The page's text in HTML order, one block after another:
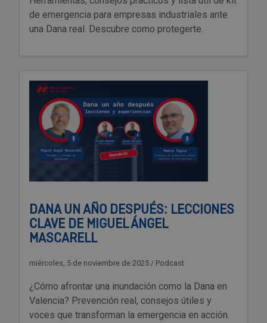
de emergencia para empresas industriales ante
una Dana real. Descubre como protegerte.
DANA UN AÑO DESPUÉS: LECCIONES
CLAVE DE MIGUEL ÁNGEL
MASCARELL
miércoles, 5 de noviembre de 2025 / Podcast
¿Cómo afrontar una inundación como la Dana en
Valencia? Prevención real, consejos útiles y
voces que transforman la emergencia en acción.